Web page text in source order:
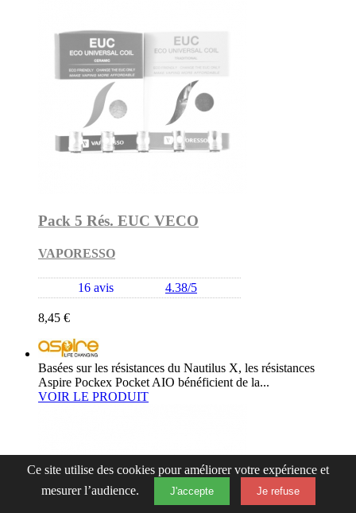
Pack 5 Rés. EUC VECO
VAPORESSO
16 avis 4.38/5
8,45 €
Basées sur les résistances du Nautilus X, les résistances
Aspire Pockex Pocket AIO bénéficient de la...
VOIR LE PRODUIT
Ce site utilise des cookies pour améliorer votre expérience et
mesurer l’audience.
J'accepte Je refuse